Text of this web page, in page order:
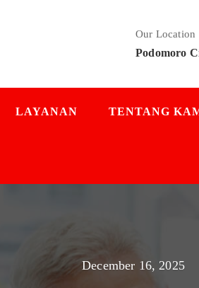
Our Location
Podomoro
LAYANAN TENTANG
December 16, 2025